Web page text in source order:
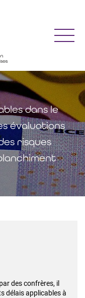
dans le
évaluations
risques
des confrères, il
délais applicables à